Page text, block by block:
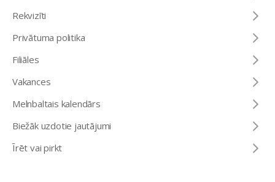
Rekvizīti
Privātuma politika
Filiāles
Vakances
Melnbaltais kalendārs
Biežāk uzdotie jautājumi
Īrēt vai pirkt